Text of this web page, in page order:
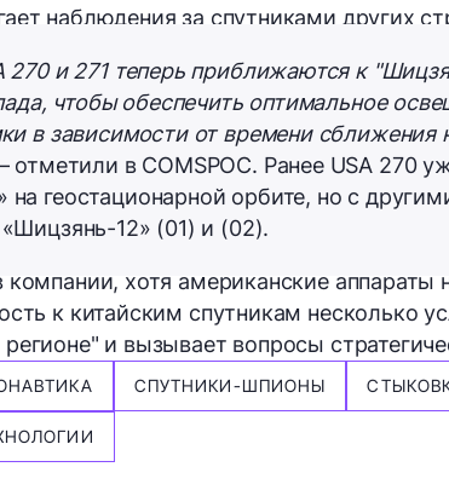
наблюдения за спутниками других
270 и 271 теперь приближаются к
чтобы обеспечить оптимальное
в зависимости от времени сближения
отметили в COMSPOC. Ранее USA 270
геостационарной орбите, но с
12» (01) и (02).
компании, хотя американские аппараты
к китайским спутникам несколько
и вызывает вопросы
СПУТНИКИ-ШПИОНЫ